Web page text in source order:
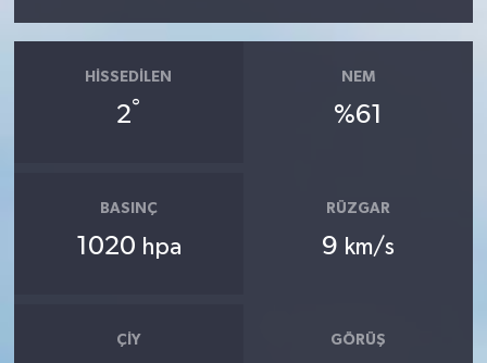
HISSEDILEN
2°
NEM
%61
BASINÇ
1020 hpa
RÜZGAR
9 km/s
ÇIY GÖRÜŞ